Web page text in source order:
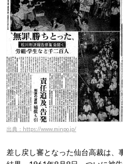
出典：https://www.minpo.jp/
差し戻し審となった仙台高裁は、